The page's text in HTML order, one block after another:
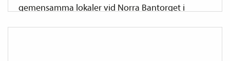
gemensamma lokaler vid Norra Bantorget i